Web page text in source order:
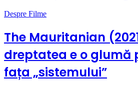
Despre Filme
The Mauritanian
dreptatea e o glumă
fața „sistemului”